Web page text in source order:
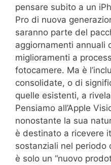
pensare subito a un
Pro di nuova
saranno parte del
aggiornamenti annuali
miglioramenti a
fotocamere. Ma è
consolidate, o di
quelle esistenti, a
Pensiamo all’Apple
nonostante la sua
è destinato a ricevere
sostanziali nel periodo
è solo un “nuovo